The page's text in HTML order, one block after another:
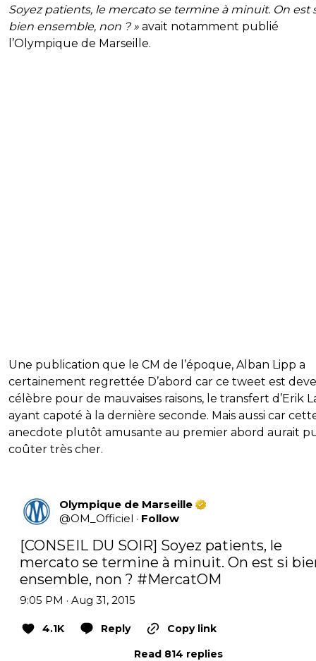
Soyez patients, le mercato se termine à minuit. On est
bien ensemble, non ? » avait notamment publié
l’Olympique de Marseille.
Une publication que le CM de l’époque, Alban Lipp a
certainement regrettée D’abord car ce tweet est
célèbre pour de mauvaises raisons, le transfert d’Erik
ayant capoté à la dernière seconde. Mais aussi car
anecdote plutôt amusante au premier abord aurait
coûter très cher.
Olympique de Marseille
@OM_Officiel · Follow
[CONSEIL DU SOIR] Soyez patients, le
mercato se termine à minuit. On est si
ensemble, non ? #MercatOM
9:05 PM · Aug 31, 2015
4.1K Reply
Copy link
Read 814 replies